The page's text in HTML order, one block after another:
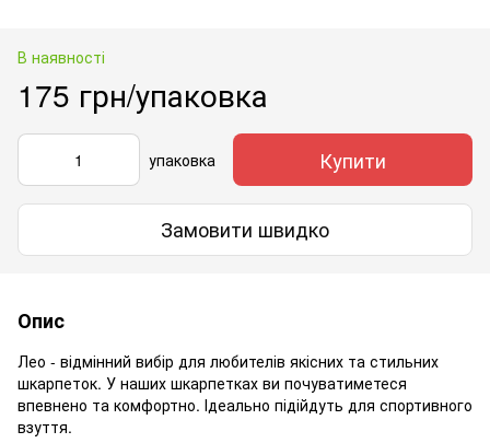
В наявності
175 грн/упаковка
упаковка Купити
Замовити швидко
Опис
Лео - відмінний вибір для любителів якісних та стильних
шкарпеток. У наших шкарпетках ви почуватиметеся
впевнено та комфортно. Ідеально підійдуть для спортивного
взуття.